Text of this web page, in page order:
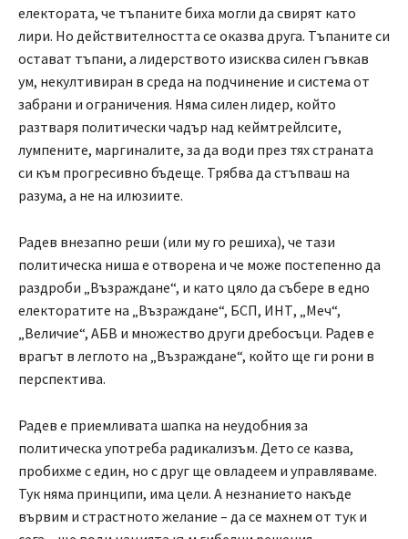
електората, че тъпаните биха могли да свирят като
лири. Но действителността се оказва друга. Тъпаните си
остават тъпани, а лидерството изисква силен гъвкав
ум, некултивиран в среда на подчинение и система от
забрани и ограничения. Няма силен лидер, който
разтваря политически чадър над кеймтрейлсите,
лумпените, маргиналите, за да води през тях страната
си към прогресивно бъдеще. Трябва да стъпваш на
разума, а не на илюзиите.
Радев внезапно реши (или му го решиха), че тази
политическа ниша е отворена и че може постепенно да
раздроби „Възраждане“, и като цяло да събере в едно
електоратите на „Възраждане“, БСП, ИНТ, „Меч“,
„Величие“, АБВ и множество други дребосъци. Радев е
врагът в леглото на „Възраждане“, който ще ги рони в
перспектива.
Радев е приемливата шапка на неудобния за
политическа употреба радикализъм. Дето се казва,
пробихме с един, но с друг ще овладеем и управляваме.
Тук няма принципи, има цели. А незнанието накъде
вървим и страстното желание – да се махнем от тук и